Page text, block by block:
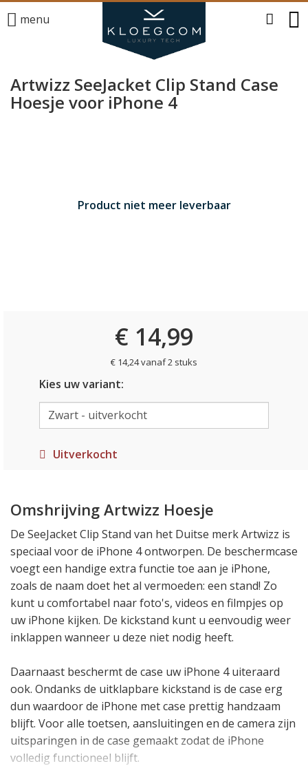
menu
Artwizz SeeJacket Clip Stand Case
Hoesje voor iPhone 4
Product niet meer leverbaar
€ 14,99
€ 14,24 vanaf 2 stuks
Kies uw variant:
Uitverkocht
Omshrijving Artwizz Hoesje
De SeeJacket Clip Stand van het Duitse merk Artwizz is
speciaal voor de iPhone 4 ontworpen. De beschermcase
voegt een handige extra functie toe aan je iPhone,
zoals de naam doet het al vermoeden: een stand! Zo
kunt u comfortabel naar foto's, videos en filmpjes op
uw iPhone kijken. De kickstand kunt u eenvoudig weer
inklappen wanneer u deze niet nodig heeft.
Daarnaast beschermt de case uw iPhone 4 uiteraard
ook. Ondanks de uitklapbare kickstand is de case erg
dun waardoor de iPhone met case prettig handzaam
blijft. Voor alle toetsen, aansluitingen en de camera zijn
uitsparingen in de case gemaakt zodat de iPhone
volledig functioneel blijft.